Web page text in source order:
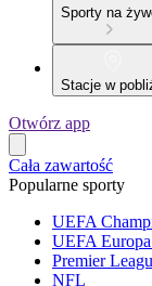
Sporty na
Stacje w
Otwórz app
Cała zawartość
Popularne sporty
UEFA
UEFA
Premier
NFL